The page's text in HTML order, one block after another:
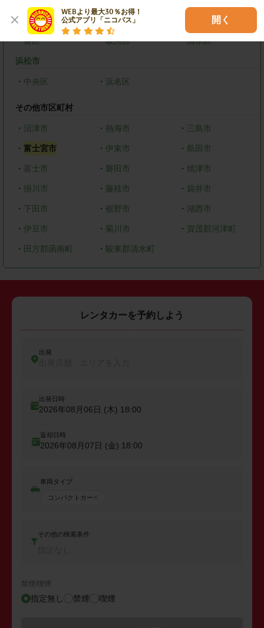
WEBより最大30％お得！
公式アプリ「ニコパス」
開く
静岡市
・葵区 ・駿河区 ・清水区
浜松市
・ 中央区 ・ 浜名区
その他市区町村
・ 沼津市 ・ 熱海市 ・ 三島市
・ 富士宮市 ・ 伊東市 ・ 島田市
・ 富士市 ・ 磐田市 ・焼津市
・ 掛川市 ・ 藤枝市 ・ 袋井市
・ 下田市 ・ 裾野市 ・ 湖西市
・ 伊豆市 ・ 菊川市 ・ 賀茂郡河津町
・ 田方郡函南町 ・ 駿東郡清水町
レンタカーを予約しよう
出発
出発日時
2026年08月06日 (木) 18:00
返却日時
2026年08月07日 (金) 18:00
車両タイプ
コンパクトカー
その他の検索条件
禁煙/喫煙
指定無し 禁煙 喫煙